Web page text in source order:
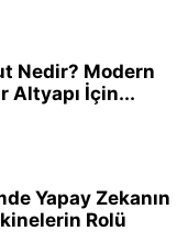
Nedir? Modern
Altyapı İçin...
Yapay Zekanın
Rolü